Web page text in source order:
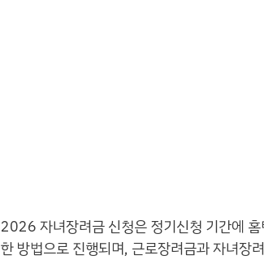
2026 자녀장려금 신청은 정기신청 기간에
한 방법으로 진행되며, 근로장려금과 자녀장